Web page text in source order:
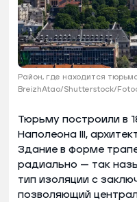
Район, где находится
BreizhAtao/Shutterstock/
Тюрьму построили в
Наполеона III,
Здание в форме
радиально — так
тип изоляции с
позволяющий